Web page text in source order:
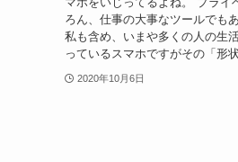
ろん、仕事の大事なツールでも
私も含め、いまや多くの人の生
っているスマホですがその「形
2020年10月6日